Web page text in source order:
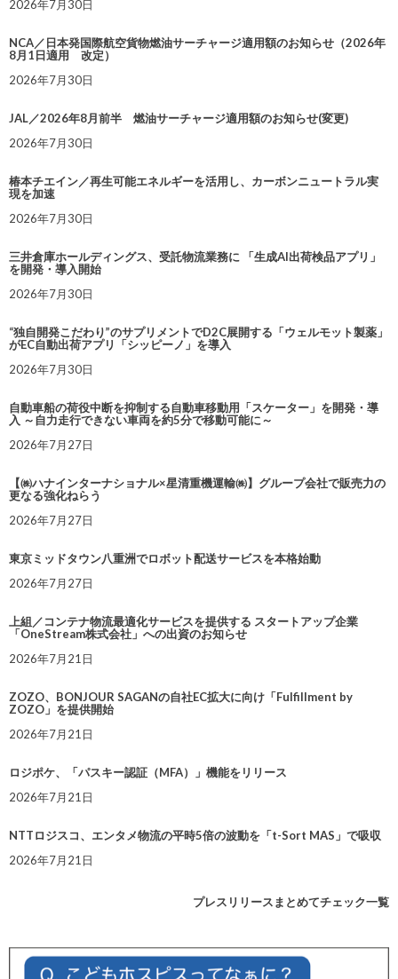
2026年7月30日
NCA／日本発国際航空貨物燃油サーチャージ適用額のお知らせ（2026年
8月1日適用 改定）
2026年7月30日
JAL／2026年8月前半 燃油サーチャージ適用額のお知らせ(変更)
2026年7月30日
椿本チエイン／再生可能エネルギーを活用し、カーボンニュートラル実
現を加速
2026年7月30日
三井倉庫ホールディングス、受託物流業務に 「生成AI出荷検品アプリ」
を開発・導入開始
2026年7月30日
“独自開発こだわり”のサプリメントでD2C展開する「ウェルモット製薬」
がEC自動出荷アプリ「シッピーノ」を導入
2026年7月30日
自動車船の荷役中断を抑制する自動車移動用「スケーター」を開発・導
入 ～自力走行できない車両を約5分で移動可能に～
2026年7月27日
【㈱ハナインターナショナル×星清重機運輸㈱】グループ会社で販売力の
更なる強化ねらう
2026年7月27日
東京ミッドタウン八重洲でロボット配送サービスを本格始動
2026年7月27日
上組／コンテナ物流最適化サービスを提供する スタートアップ企業
「OneStream株式会社」への出資のお知らせ
2026年7月21日
ZOZO、BONJOUR SAGANの自社EC拡大に向け「Fulfillment by
ZOZO」を提供開始
2026年7月21日
ロジポケ、「パスキー認証（MFA）」機能をリリース
2026年7月21日
NTTロジスコ、エンタメ物流の平時5倍の波動を「t-Sort MAS」で吸収
2026年7月21日
プレスリリースまとめてチェック一覧